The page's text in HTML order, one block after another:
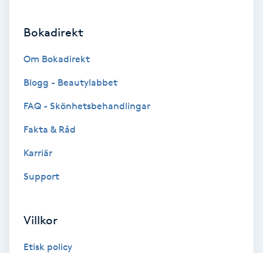
Vårtor
Yin Yoga
Yoga Nidra
Yogamassage
Bokadirekt
Om Bokadirekt
Blogg - Beautylabbet
FAQ - Skönhetsbehandlingar
Fakta & Råd
Karriär
Support
Villkor
Etisk policy